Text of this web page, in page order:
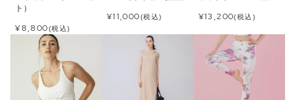
ト）
¥8,800(税込)
¥11,000(税込) ¥13,200(税込)